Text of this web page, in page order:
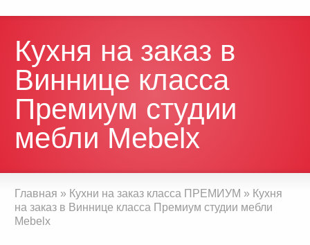
Кухня на заказ в
Виннице класса
Премиум студии
мебли Mebelx
Главная » Кухни на заказ класса ПРЕМИУМ » Кухня
на заказ в Виннице класса Премиум студии мебли
Mebelx